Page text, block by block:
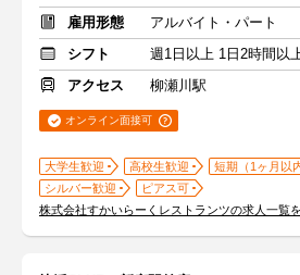
雇用形態
アルバイト・パート
シフト
週1日以上 1日2時間以
アクセス
柳瀬川駅
オンライン面接可
大学生歓迎 高校生歓迎
短期（1ヶ月以
シルバー歓迎
ピアス可
株式会社すかいらーくレストランツの求人一覧